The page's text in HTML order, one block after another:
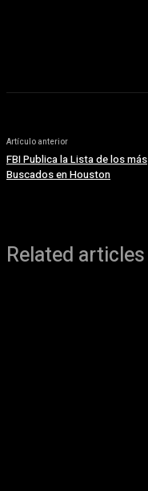
Artículo anterior
FBI Publica la Lista de los más
Buscados en Houston
Related articles